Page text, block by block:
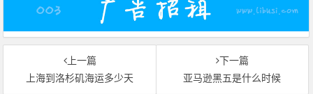
上一篇
上海到洛杉矶海运多少天
下一篇
亚马逊黑五是什么时候